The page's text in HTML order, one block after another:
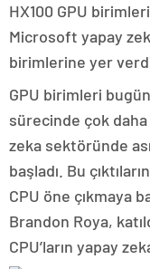
HX100 GPU
Microsoft yapay
birimlerine yer
GPU birimleri
sürecinde çok
zeka sektöründe
başladı. Bu
CPU öne çıkmaya
Brandon Roya,
CPU’ların yapay